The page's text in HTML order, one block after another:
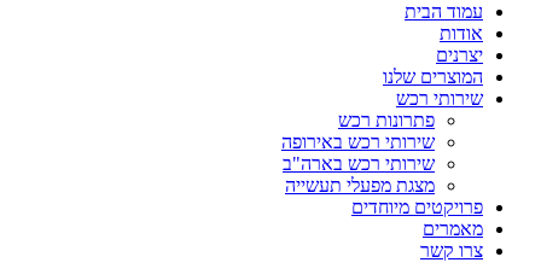
עמוד הבית
אודות
יצרנים
המוצרים שלנו
שירותי רכש
פתרונות רכש
שירותי רכש באירופה
שירותי רכש בארה"ב
מצגת מפעלי תעשייה
פרויקטים מיוחדים
מאמרים
צרו קשר